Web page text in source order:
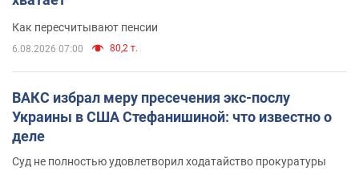
Как пересчитывают пенсии
6.08.2026 07:00 80,2 т.
ВАКС избрал меру пресечения экс-послу
Украины в США Стефанишиной: что известно о
деле
Суд не полностью удовлетворил ходатайство прокуратуры